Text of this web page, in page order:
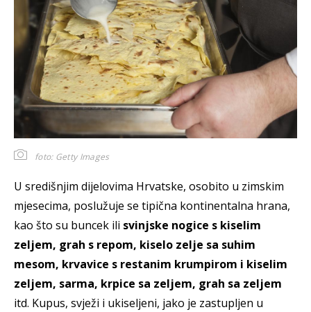
foto: Getty Images
U središnjim dijelovima Hrvatske, osobito u zimskim
mjesecima, poslužuje se tipična kontinentalna hrana,
kao što su buncek ili svinjske nogice s kiselim
zeljem, grah s repom, kiselo zelje sa suhim
mesom, krvavice s restanim krumpirom i kiselim
zeljem, sarma, krpice sa zeljem, grah sa zeljem
itd. Kupus, svježi i ukiseljeni, jako je zastupljen u